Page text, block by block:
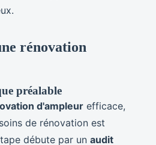
rénovation
préalable
d'ampleur efficace,
de rénovation est
débute par un audit